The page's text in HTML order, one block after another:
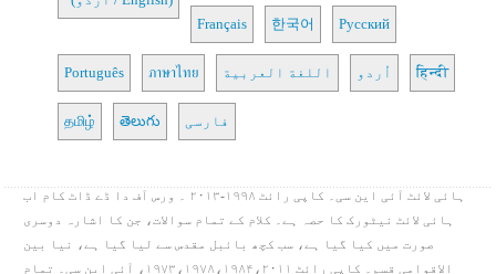
Français 한국어 Русский
Português ภาษาไทย اللغة العربية اُردو हिन्दी
தமிழ் తెలుగు فارسی
ہائی لائٹ آئی این سی۔ کاپی رائٹ ۱۹۹۸-۲۰۱۳ ۔ ورس آف دا ڈے ڈاٹ کام اب
ہائی لائٹ نیٹورک کا حصہ ہے۔ کلام کے تمام سوالات، جن کا اشارہ دوسری
صورت میں کیا گیا ہے، سب کچھ بائبل مقدس سے لیا گیا ہے، نیا بین
الاقوامی قسم۔ کاپی رائٹ ۱۹۷۳،۱۹۷۸،۱۹۸۴،۲۰۱۱، آئی این سی۔ تمام